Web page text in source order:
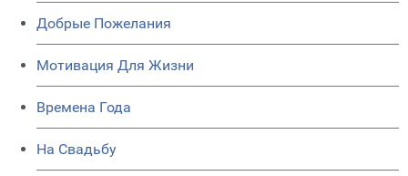
Добрые Пожелания
Мотивация Для Жизни
Времена Года
На Свадьбу